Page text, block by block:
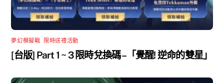
夢幻模擬戰 限時送禮活動
[台版] Part 1 ~ 3 限時兌換碼 –「覺醒! 逆命的雙星」